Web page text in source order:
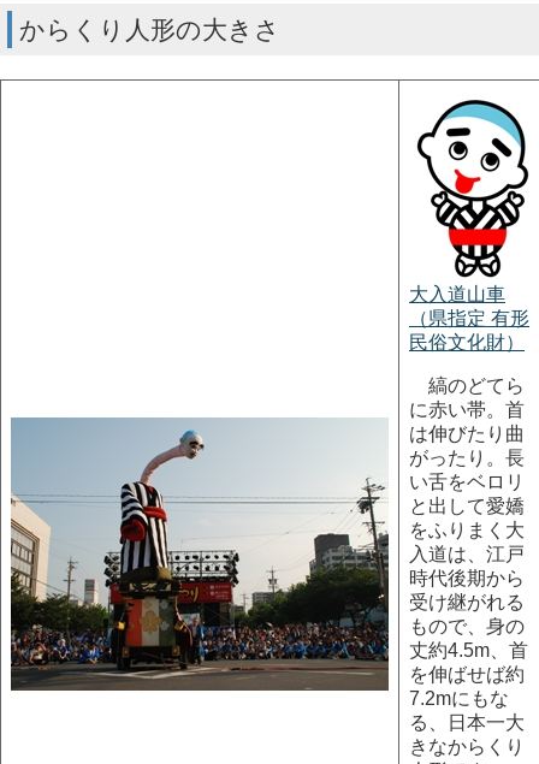
からくり人形の大きさ
大入道山車
（県指定 有形
民俗文化財）
縞のどてら
に赤い帯。首
は伸びたり曲
がったり。長
い舌をベロリ
と出して愛嬌
をふりまく大
入道は、江戸
時代後期から
受け継がれる
もので、身の
丈約4.5m、首
を伸ばせば約
7.2mにもな
る、日本一大
きなからくり